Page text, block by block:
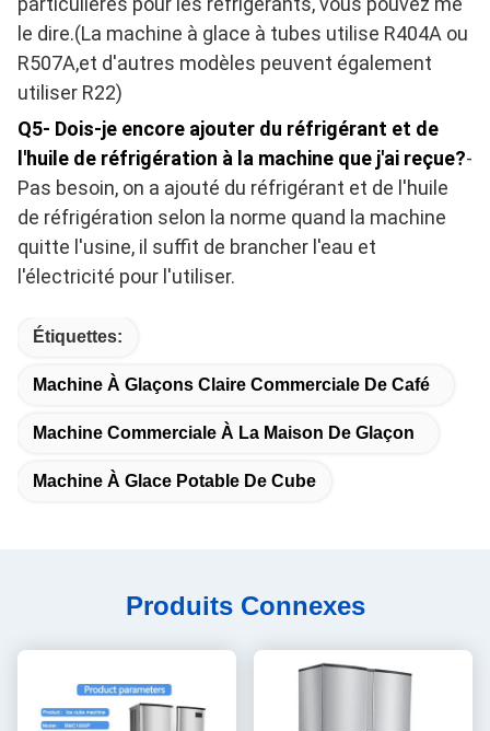
le dire.(La machine à glace à tubes utilise R404A ou
R507A,et d'autres modèles peuvent également
utiliser R22)
Q5- Dois-je encore ajouter du réfrigérant et de
l'huile de réfrigération à la machine que j'ai reçue?-
Pas besoin, on a ajouté du réfrigérant et de l'huile
de réfrigération selon la norme quand la machine
quitte l'usine, il suffit de brancher l'eau et
l'électricité pour l'utiliser.
Étiquettes:
Machine À Glaçons Claire Commerciale De Café
Machine Commerciale À La Maison De Glaçon
Machine À Glace Potable De Cube
Produits Connexes